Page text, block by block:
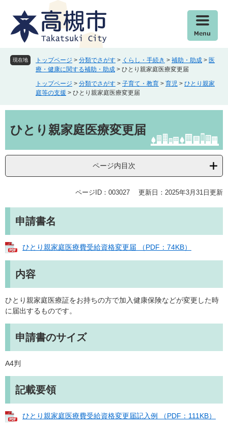
文
現在地 トップページ > 分類でさがす > くらし・手続き > 補助・助成 > 医
療・健康に関する補助・助成 > ひとり親家庭医療変更届
トップページ > 分類でさがす > 子育て・教育 > 育児 > ひとり親家
庭等の支援 > ひとり親家庭医療変更届
文ひとり親家庭医療変更届
ページ内目次
ページID：003027 更新日：2025年3月31日更新
申請書名
ひとり親家庭医療費受給資格変更届 （PDF：74KB）
内容
ひとり親家庭医療証をお持ちの方で加入健康保険などが変更した時
に届出するものです。
申請書のサイズ
A4判
記載要領
ひとり親家庭医療費受給資格変更届記入例 （PDF：111KB）